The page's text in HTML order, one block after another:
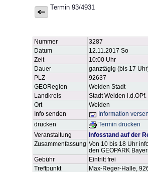
Termin 93/4931
Nummer
3287
Datum
12.11.2017 So
Zeit
10:00 Uhr
Dauer
ganztägig (bis 17
PLZ
92637
GEORegion
Weiden Stadt
Landkreis
Stadt Weiden i.d.OPf.
Ort
Weiden
Info senden
Information
drucken
Termin drucken
Veranstaltung
Infosstand auf der
Zusammenfassung Von 10 bis 18 Uhr
den GEOPARK
Gebühr
Eintritt frei
Treffpunkt
Max-Reger-Halle,